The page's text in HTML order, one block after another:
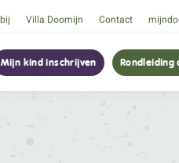
Villa Doomijn Contact
Mijn kind inschrijven Rondleiding